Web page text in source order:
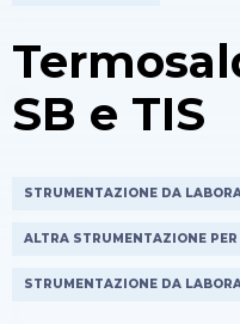
SB e TIS
STRUMENTAZIONE DA
ALTRA STRUMENTAZIONE
STRUMENTAZIONE DA